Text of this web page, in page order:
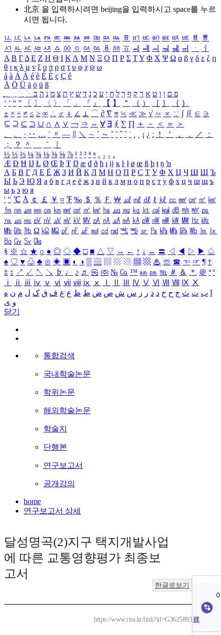
北京 을 입력하시려면 beijing을 입력하시고 space를 누르
시면 됩니다.
ㅥ ㅦ ㅧ ㅨ ㅩ ㅪ ㅫ ㅬ ㅭ ㅮ ㅯ ㅰ ㅱ ㅲ ㅳ ㅴ ㅵ ㅶ ㅷ ㅸ
ㅹ
ㅺ ㅻ ㅼ ㅽ ㅾ ㅿ ㆀ ㆁ ㆂ ㆃ ㆄ ㆅ ㆆ ㆇ ㆈ ㆉ ㆊ ㆋ ㆌ ㆍ
ㆎ
Α Β ΓΔ Ε Ζ Η Θ Ι ΚΛ Μ Ν Ξ Ο Π Ρ Σ ΤΥ Φ Χ Ψ Ω α β γ δ ε ζ η
θ ι κ λ μ ν ξ ο π ρ σ τ υ φ χ ψ ω
á à Á À é è É È ç Ç ê
Ä Ö Ü ä ö ü ß
ִֶֹ ֻּ ׁׂ פ ם ן ו ט א ר ק ף ך ל ח י ע כ ג ד ש ץ ת צ מ נ ה ב
‘ ’ “ ” 〔 〕 〈 〉 「 」 『 』 【 】 ＂ （ ） ［ ］ ｛ ｝
± × ÷ ≠ ≤ ≥ ∞ ∴ ♂ ♀ ∠ ⊥ ⌒ ∂ ∇ ≡ ≒ ≪ ≫ √ ∽ ∝ ∵ ∫ ∬ ∈ ∋
⊆ ⊇ ⊂ ⊃ ∪ ∩ ∧ ∨ ￢ ⇒ ⇔ ∀ ∃ ∮ ∑ ∏ ＋ － ＜ ＝
＞
、
。 · ‥ … ¨ 〃 ― ＼ ∼ ´ ～ ˇ ˘ ˝ ˚ ˙ ¸ ¡ ¿ ː ！ ＇ ， ． ／
：
；
？ ＾ ｀
½ ⅓ ⅔ ¼ ¾ ⅛ ⅜ ⅝ ⅞ ¹ ² ³ ⁴ ⁿ ₁ ₂ ₃ ₄
Æ Ð Ħ Ĳ Ł Ø Œ Þ Ŧ Ŋ æ đ ð ħ ı ĳ ĸ ŀ ł ø œ ß þ ŧ ŋ ŉ
А Б В Г Д Е Ё Ж З И Й К Л М Н О П Р С Т У Ф Х Ц Ч Ш Щ Ъ
Ы Ь Э Ю Я а б в г д е ё ж з и й к л м н о п р с т у ф х ц ч ш щ ъ
ы ь э ю я
′ ″ ℃ Å ￠ ￡ ￥ ¤ ℉ ‰ ＄ ％ Ｆ ￦ ㎕ ㎖ ㎗ ℓ ㎘ ㏄ ㎣ ㎤ ㎥ ㎦
㎙ ㎚ ㎛ ㎜ ㎝ ㎞ ㎟ ㎠ ㎡ ㎢ ㏊ ㎍ ㎎ ㎏ ㏏ ㎈ ㎉ ㏈ ㎧ ㎨ ㎰
㎱ ㎲ ㎳ ㎴ ㎵ ㎶ ㎷ ㎸ ㎹ ㎀ ㎁ ㎂ ㎃ ㎄ ㎺ ㎻ ㎽ ㎾ ㎿ ㎐ ㎑
㎒ ㎓ ㎔ Ω ㏀ ㏁ ㎊ ㎋ ㎌ ㏖ ㏅ ㎭ ㎮ ㎯ ㏛ ㎩ ㎪ ㎫ ㎬ ㏝ ㏐
㏓
㏃ ㏉ ㏜ ㏆
§ ※ ☆ ★ ○ ● ◎ ◇ ◆ □ ■ △ ▽ → ← ↑ ↓ ↔ 〓 ◁ ◀ ▷ ▶ ♤
♠ ♡ ♥ ♧ ♣ ⊙ ◈ ▣ ◐ ◑ ▒ ▤ ▨ ▧ ▦ ▩ ♨ ☏ ☎ ☜ ☞ ¶ †
‡ ↕ ↗ ↙ ↖ ↘ ♭ ♩ ♪ ♬ ㉿ ㈜ № ㏇ ™ ㏂ ㏘ ℡ ＃ ＆ ＊ ＠ ª º
ⅰ
ⅱ ⅲ ⅳ ⅴ ⅵ ⅶ ⅷ ⅸ ⅹ Ⅳ Ⅴ Ⅵ Ⅶ Ⅷ Ⅸ Ⅹ
ب ت ث ج ح خ د ذ ر ز س ش ص ض ط ظ ع غ ف ق ک ل م ن ه
و ی
닫기
통합검색
국내학술논문
학위논문
해외학술논문
학술지
단행본
연구보고서
공개강의
home
연구보고서 상세
달성명곡(2)지구 택지개발사업
에 따른 교통영향평가 최종보
고서
한글로보기
https://www.riss.kr/link?id=G3625893료